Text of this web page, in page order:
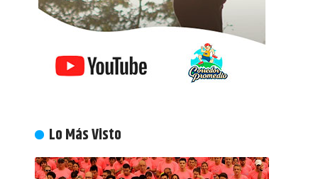
Lo Más Visto